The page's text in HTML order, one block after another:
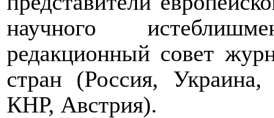
научного
редакционный совет
стран (Россия,
КНР, Австрия).